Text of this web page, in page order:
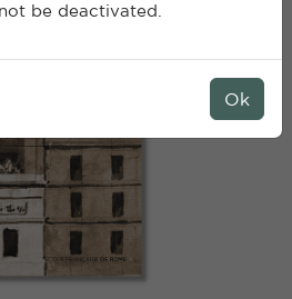
be deactivated.
Ok